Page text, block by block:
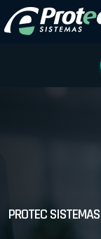
PROTEC SISTEMAS